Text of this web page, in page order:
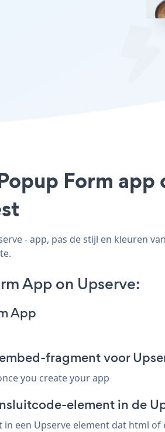
Form
- app, pas de stijl en kleuren
App on Upserve:
App
fragment voor
you create your app
element in de
een Upserve element dat html